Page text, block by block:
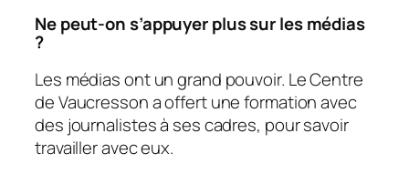
Ne peut-on s’appuyer plus sur les médias
?
Les médias ont un grand pouvoir. Le Centre
de Vaucresson a offert une formation avec
des journalistes à ses cadres, pour savoir
travailler avec eux.